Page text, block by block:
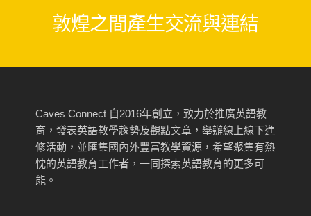
敦煌之間產生交流與連結
Caves Connect 自2016年創立，致力於推廣英語教
育，發表英語教學趨勢及觀點文章，舉辦線上線下進
修活動，並匯集國內外豐富教學資源，希望聚集有熱
忱的英語教育工作者，一同探索英語教育的更多可
能。